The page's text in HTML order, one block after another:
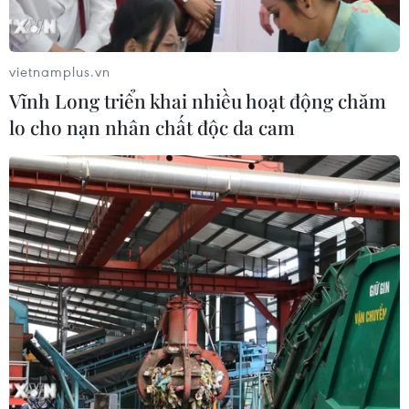
Lao động Việt Nam dũng cảm
cứu người trong động đất
Kumamoto
29/07/2026 07:41
đại diện Việt Nam khẩn trương bảo
hộ công dân
29/07/2026 07:21
Động đất tại Nhật Bản: Một lao động
Việt Nam thiệt mạng tại Kumamoto
29/07/2026 03:04
vietnamplus.vn
Vĩnh Long triển khai nhiều hoạt động chăm
lo cho nạn nhân chất độc da cam